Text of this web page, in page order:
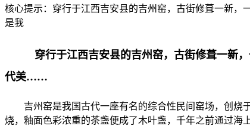
核心提示：穿行于江西吉安县的吉州窑，古街修葺一新
是我
穿行于江西吉安县的吉州窑，古街修葺一新
代美……
吉州窑是我国古代一座有名的综合性民间窑场，创
烧，釉面色彩浓重的茶盏便成了木叶盏，千年之前通过海